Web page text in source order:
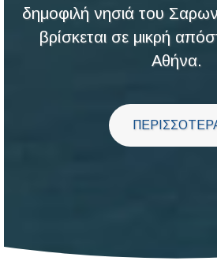
δημοφιλή νησιά του
βρίσκεται σε μικρή
Αθήνα.